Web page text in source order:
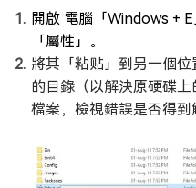
開啟 電腦「Windows +
「屬性」。
將其「粘贴」到另一個
的目錄（以解決原硬碟
檔案，檢視錯誤是否得到